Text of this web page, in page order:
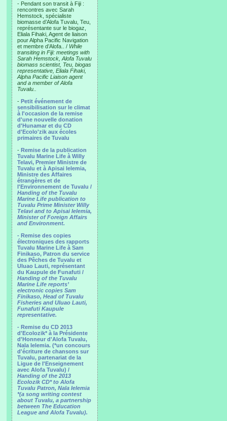
- Pendant son transit à Fiji :
rencontres avec Sarah
Hemstock, spécialiste
biomasse d’Alofa Tuvalu, Teu,
représentante sur le biogaz,
Eliala Fihaki, Agent de liaison
pour Alpha Pacific Navigation
et membre d’Alofa.. / While
transiting in Fiji: meetings with
Sarah Hemstock, Alofa Tuvalu
biomass scientist, Teu, biogas
representative, Eliala Fihaki,
Alpha Pacific Liaison agent
and a member of Alofa
Tuvalu..
- Petit événement de
sensibilisation sur le climat
à l'occasion de la remise
d'une nouvelle donation
d'Hunamar et du CD
d'Ecolo'zik aux écoles
primaires de Tuvalu
- Remise de la publication
Tuvalu Marine Life à Willy
Telavi, Premier Ministre de
Tuvalu et à Apisai Ielemia,
Ministre des Affaires
étrangères et de
l'Environnement de Tuvalu /
Handing of the Tuvalu
Marine Life publication to
Tuvalu Prime Minister Willy
Telavi and to Apisai Ielemia,
Minister of Foreign Affairs
and Environment.
- Remise des copies
électroniques des rapports
Tuvalu Marine Life à Sam
Finikaso, Patron du service
des Pêches de Tuvalu et
Uluao Lauti, représentant
du Kaupule de Funafuti /
Handing of the Tuvalu
Marine Life reports’
electronic copies Sam
Finikaso, Head of Tuvalu
Fisheries and Uluao Lauti,
Funafuti Kaupule
representative.
- Remise du CD 2013
d'Ecolozik* à la Présidente
d'Honneur d'Alofa Tuvalu,
Nala Ielemia. (*un concours
d'écriture de chansons sur
Tuvalu, partenariat de la
Ligue de l'Enseignement
avec Alofa Tuvalu) /
Handing of the 2013
Ecolozik CD* to Alofa
Tuvalu Patron, Nala Ielemia
*(a song writing contest
about Tuvalu, a partnership
between The Education
League and Alofa Tuvalu).